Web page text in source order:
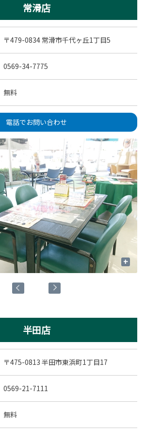
常滑店
〒479-0834 常滑市千代ヶ丘1丁目5
0569-34-7775
無料
電話でお問い合わせ
+
半田店
〒475-0813 半田市東浜町1丁目17
0569-21-7111
無料